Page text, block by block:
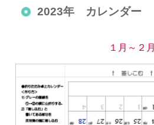
2023年 カレンダー
１月～２月